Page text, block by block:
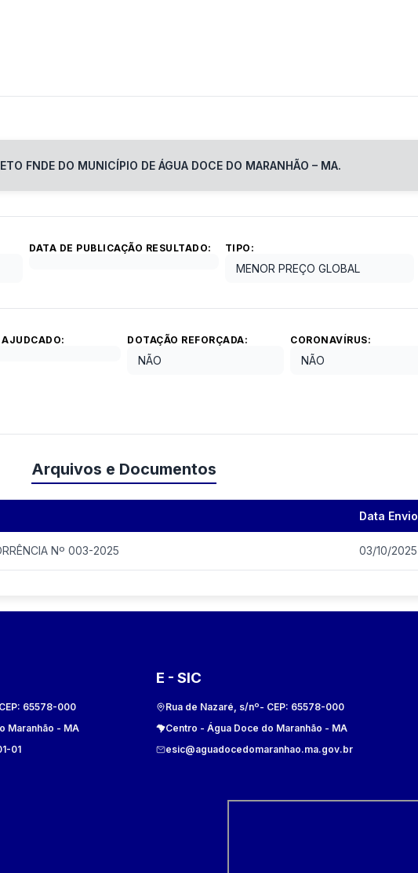
FNDE DO MUNICÍPIO DE ÁGUA DOCE DO MARANHÃO – MA.
DATA DE PUBLICAÇÃO RESULTADO: TIPO:
MENOR PREÇO GLOBAL
AJUDCADO: DOTAÇÃO REFORÇADA:
NÃO
CORONAVÍRUS:
NÃO
Arquivos e Documentos
Data Envio
Nº 003-2025 03/10/2025
65578-000
Maranhão - MA
01
E - SIC
Rua de Nazaré, s/nº- CEP: 65578-000
Centro - Água Doce do Maranhão - MA
esic@aguadocedomaranhao.ma.gov.br